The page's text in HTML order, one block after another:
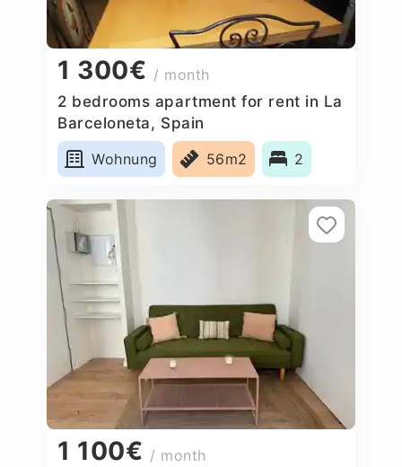
1 300€ / month
2 bedrooms apartment for rent in La
Barceloneta, Spain
Wohnung
56m2 2
1 100€ / month